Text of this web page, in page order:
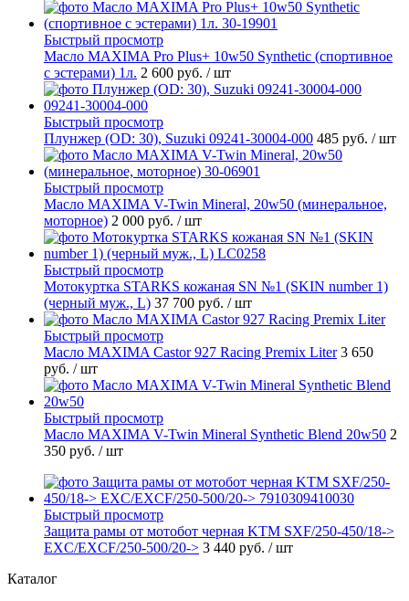
Быстрый просмотр
Масло MAXIMA Pro Plus+ 10w50 Synthetic (спортивное
с эстерами) 1л. 2 600 руб. / шт
Быстрый просмотр
Плунжер (OD: 30), Suzuki 09241-30004-000 485 руб. / шт
Быстрый просмотр
Масло MAXIMA V-Twin Mineral, 20w50 (минеральное,
моторное) 2 000 руб. / шт
Быстрый просмотр
Мотокуртка STARKS кожаная SN №1 (SKIN number 1)
(черный муж., L) 37 700 руб. / шт
Быстрый просмотр
Масло MAXIMA Castor 927 Racing Premix Liter 3 650
руб. / шт
Быстрый просмотр
Масло MAXIMA V-Twin Mineral Synthetic Blend 20w50 2
350 руб. / шт
Быстрый просмотр
Защита рамы от мотобот черная KTM SXF/250-450/18->
EXC/EXCF/250-500/20-> 3 440 руб. / шт
Каталог